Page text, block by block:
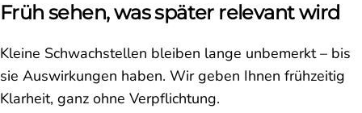
Früh sehen, was später relevant wird
Kleine Schwachstellen bleiben lange unbemerkt – bis
sie Auswirkungen haben. Wir geben Ihnen frühzeitig
Klarheit, ganz ohne Verpflichtung.